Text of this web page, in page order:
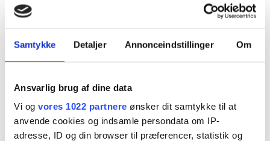
Samtykke Detaljer Annonceindstillinger Om
Ansvarlig brug af dine data
Vi og vores 1022 partnere ønsker dit samtykke til at
anvende cookies og indsamle persondata om IP-
adresse, ID og din browser til præferencer, statistik og
selskaber er domineret af mænd og i 18 af
Udviklingen hen mod kønslighed i topledelsen
er der først udsigt til, at de mandsdominerede
topledelser er fortid om 64 år. Redaktør Claus
Strue Frederiksen giver et overblik over